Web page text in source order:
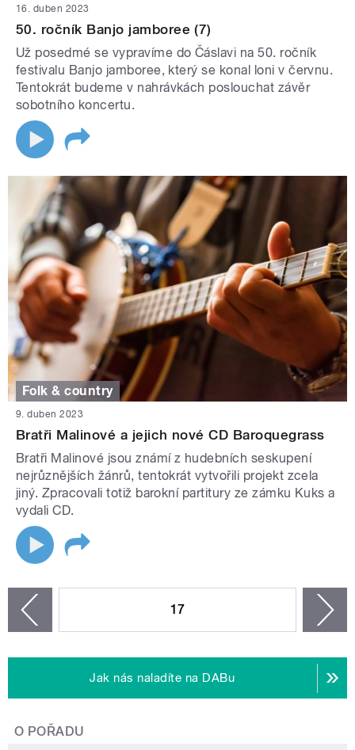
16. duben 2023
50. ročník Banjo jamboree (7)
Už posedmé se vypravíme do Čáslavi na 50. ročník
festivalu Banjo jamboree, který se konal loni v červnu.
Tentokrát budeme v nahrávkách poslouchat závěr
sobotního koncertu.
Folk & country
9. duben 2023
Bratři Malinové a jejich nové CD Baroquegrass
Bratři Malinové jsou známí z hudebních seskupení
nejrůznějších žánrů, tentokrát vytvořili projekt zcela
jiný. Zpracovali totiž barokní partitury ze zámku Kuks a
vydali CD.
17
Jak nás naladíte na DABu
O POŘADU